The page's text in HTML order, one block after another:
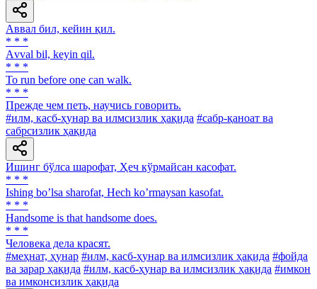
Аввал бил, кейин қил.
* * *
Аvval bil, keyin qil.
* * *
To run before one can walk.
* * *
Прежде чем петь, научись говорить.
#илм, касб-ҳунар ва илмсизлик ҳақида #сабр-қаноат ва
сабрсизлик ҳақида
Ишинг бўлса шарофат, Ҳеч кўрмайсан касофат.
* * *
Ishing boʼlsa sharofat, Hech koʼrmaysan kasofat.
* * *
Handsome is that handsome does.
* * *
Человека дела красят.
#меҳнат, ҳунар #илм, касб-ҳунар ва илмсизлик ҳақида #фойда
ва зарар ҳақида #илм, касб-ҳунар ва илмсизлик ҳақида #имкон
ва имконсизлик ҳақида